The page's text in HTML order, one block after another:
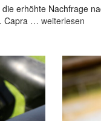
erhöhte Nachfrage
Capra … weiterlesen